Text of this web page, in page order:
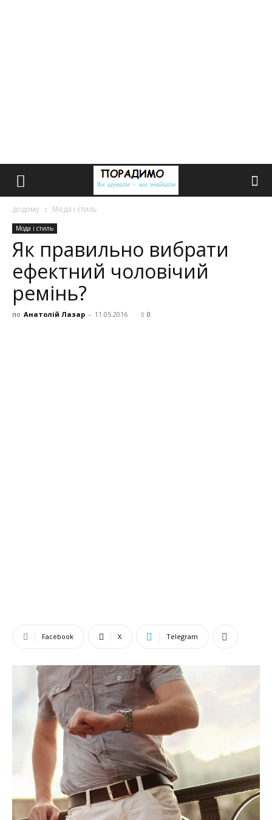
додому Мода і стиль
Мода і стиль
Як правильно вибрати
ефектний чоловічий
ремінь?
по Анатолій Лазар - 11.05.2016 0
Facebook X Telegram